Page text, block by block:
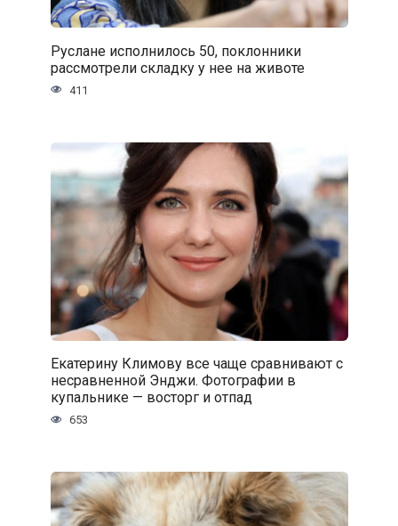
Руслане исполнилось 50, поклонники
рассмотрели складку у нее на животе
411
Екатерину Климову все чаще сравнивают с
несравненной Энджи. Фотографии в
купальнике — восторг и отпад
653